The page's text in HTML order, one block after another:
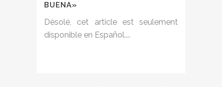
BUENA»
Désolé, cet article est seulement
disponible en Español....